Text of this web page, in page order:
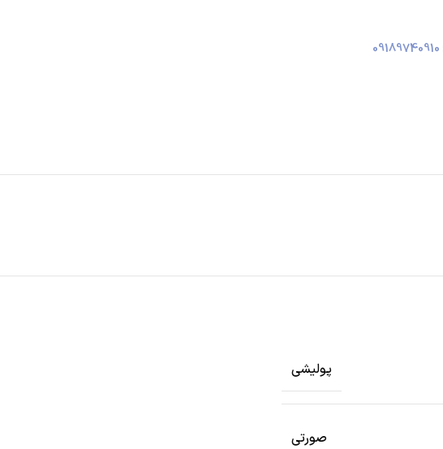
09189740910
پولیشی
صورتی